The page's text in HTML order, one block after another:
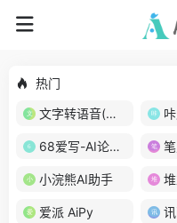
热门
文字转语音(琅琅配音)
68爱写-AI论文写作
小浣熊AI助手
爱派 AiPy